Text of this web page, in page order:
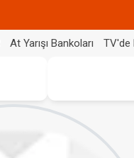
At Yarışı Bankoları TV'de